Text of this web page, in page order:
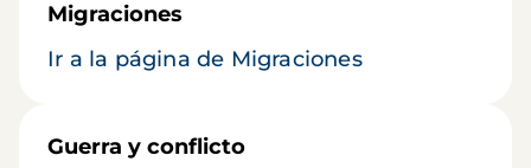
Migraciones
Ir a la página de Migraciones
Guerra y conflicto